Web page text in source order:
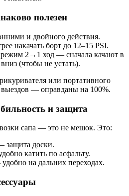
полезен
и двойного действия.
накачать борт до 12–15 PSI.
2→1 ход — сначала качают в
(чтобы не устать).
или портативного
выездов — оправданы на 100%.
и защита
сапа — это не мешок. Это:
защита доски.
катить по асфальту.
на дальних переходах.